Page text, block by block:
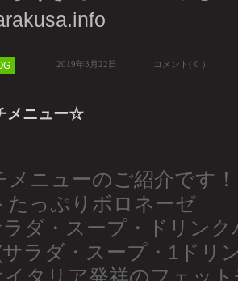
2019年3月22日 コメント( 0 ）
メニュー☆
ニューのご紹介です！
たっぷりボロネーゼ
ダ・スープ・ドリンク
ラダ・スープ・1ドリ
イタリア発祥のフェッ